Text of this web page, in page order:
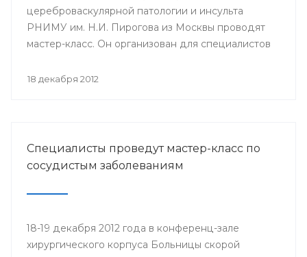
цереброваскулярной патологии и инсульта
РНИМУ им. Н.И. Пирогова из Москвы проводят
мастер-класс. Он организован для специалистов
сосудистых центров и первичных сосудистых
медицинской помощи населению.
18 декабря 2012
Специалисты проведут мастер-класс по
сосудистым заболеваниям
18-19 декабря 2012 года в конференц-зале
хирургического корпуса Больницы скорой